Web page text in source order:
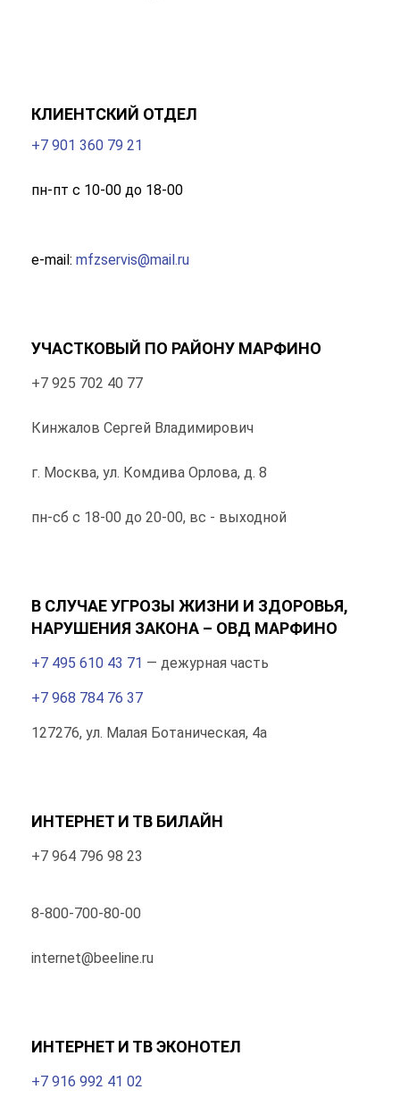
КЛИЕНТСКИЙ ОТДЕЛ
+7 901 360 79 21
пн-пт с 10-00 до 18-00
e-mail: mfzservis@mail.ru
УЧАСТКОВЫЙ ПО РАЙОНУ МАРФИНО
+7 925 702 40 77
Кинжалов Сергей Владимирович
г. Москва, ул. Комдива Орлова, д. 8
пн-сб с 18-00 до 20-00, вс - выходной
В СЛУЧАЕ УГРОЗЫ ЖИЗНИ И ЗДОРОВЬЯ,
НАРУШЕНИЯ ЗАКОНА – ОВД МАРФИНО
+7 495 610 43 71 — дежурная часть
+7 968 784 76 37
127276, ул. Малая Ботаническая, 4а
ИНТЕРНЕТ И ТВ БИЛАЙН
+7 964 796 98 23
8-800-700-80-00
internet@beeline.ru
ИНТЕРНЕТ И ТВ ЭКОНОТЕЛ
+7 916 992 41 02